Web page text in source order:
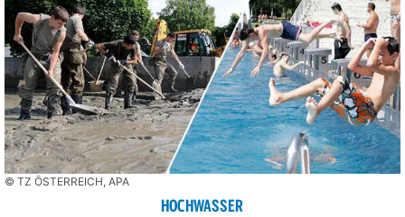
© TZ ÖSTERREICH, APA
HOCHWASSER